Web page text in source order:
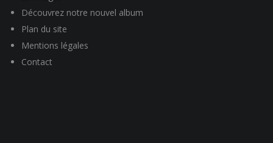
Découvrez notre nouvel album
Plan du site
Mentions légales
Contact